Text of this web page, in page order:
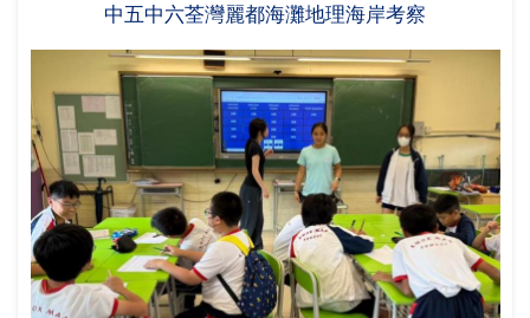
中五中六荃灣麗都海灘地理海岸考察